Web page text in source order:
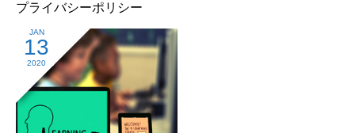
プライバシーポリシー
JAN
13
2020